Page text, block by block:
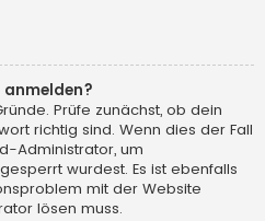
Prüfe zunächst, ob dein
richtig sind. Wenn dies der Fall
Administrator, um
wurdest. Es ist ebenfalls
mit der Website
lösen muss.